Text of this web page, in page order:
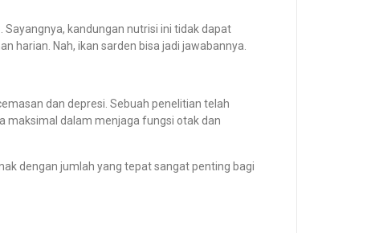
kandungan nutrisi ini tidak dapat
harian. Nah, ikan sarden bisa jadi jawabannya.
dan depresi . Sebuah penelitian telah
maksimal dalam menjaga fungsi otak dan
dengan jumlah yang tepat sangat penting bagi